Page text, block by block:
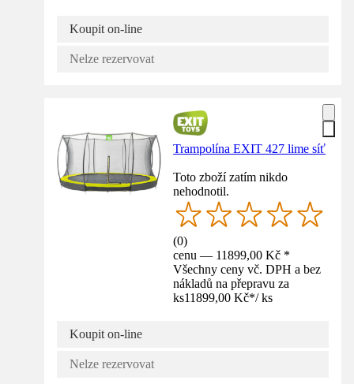
Koupit on-line
Nelze rezervovat
Trampolína EXIT 427 lime síť
Toto zboží zatím nikdo
nehodnotil.
(0)
cenu — 11899,00 Kč *
Všechny ceny vč. DPH a bez
nákladů na přepravu za
ks11899,00 Kč*/ ks
Koupit on-line
Nelze rezervovat